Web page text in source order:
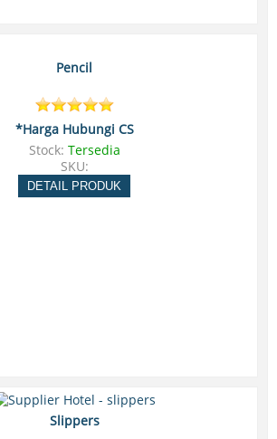
Pencil
*Harga Hubungi CS
Stock: Tersedia
SKU:
DETAIL PRODUK
Slippers